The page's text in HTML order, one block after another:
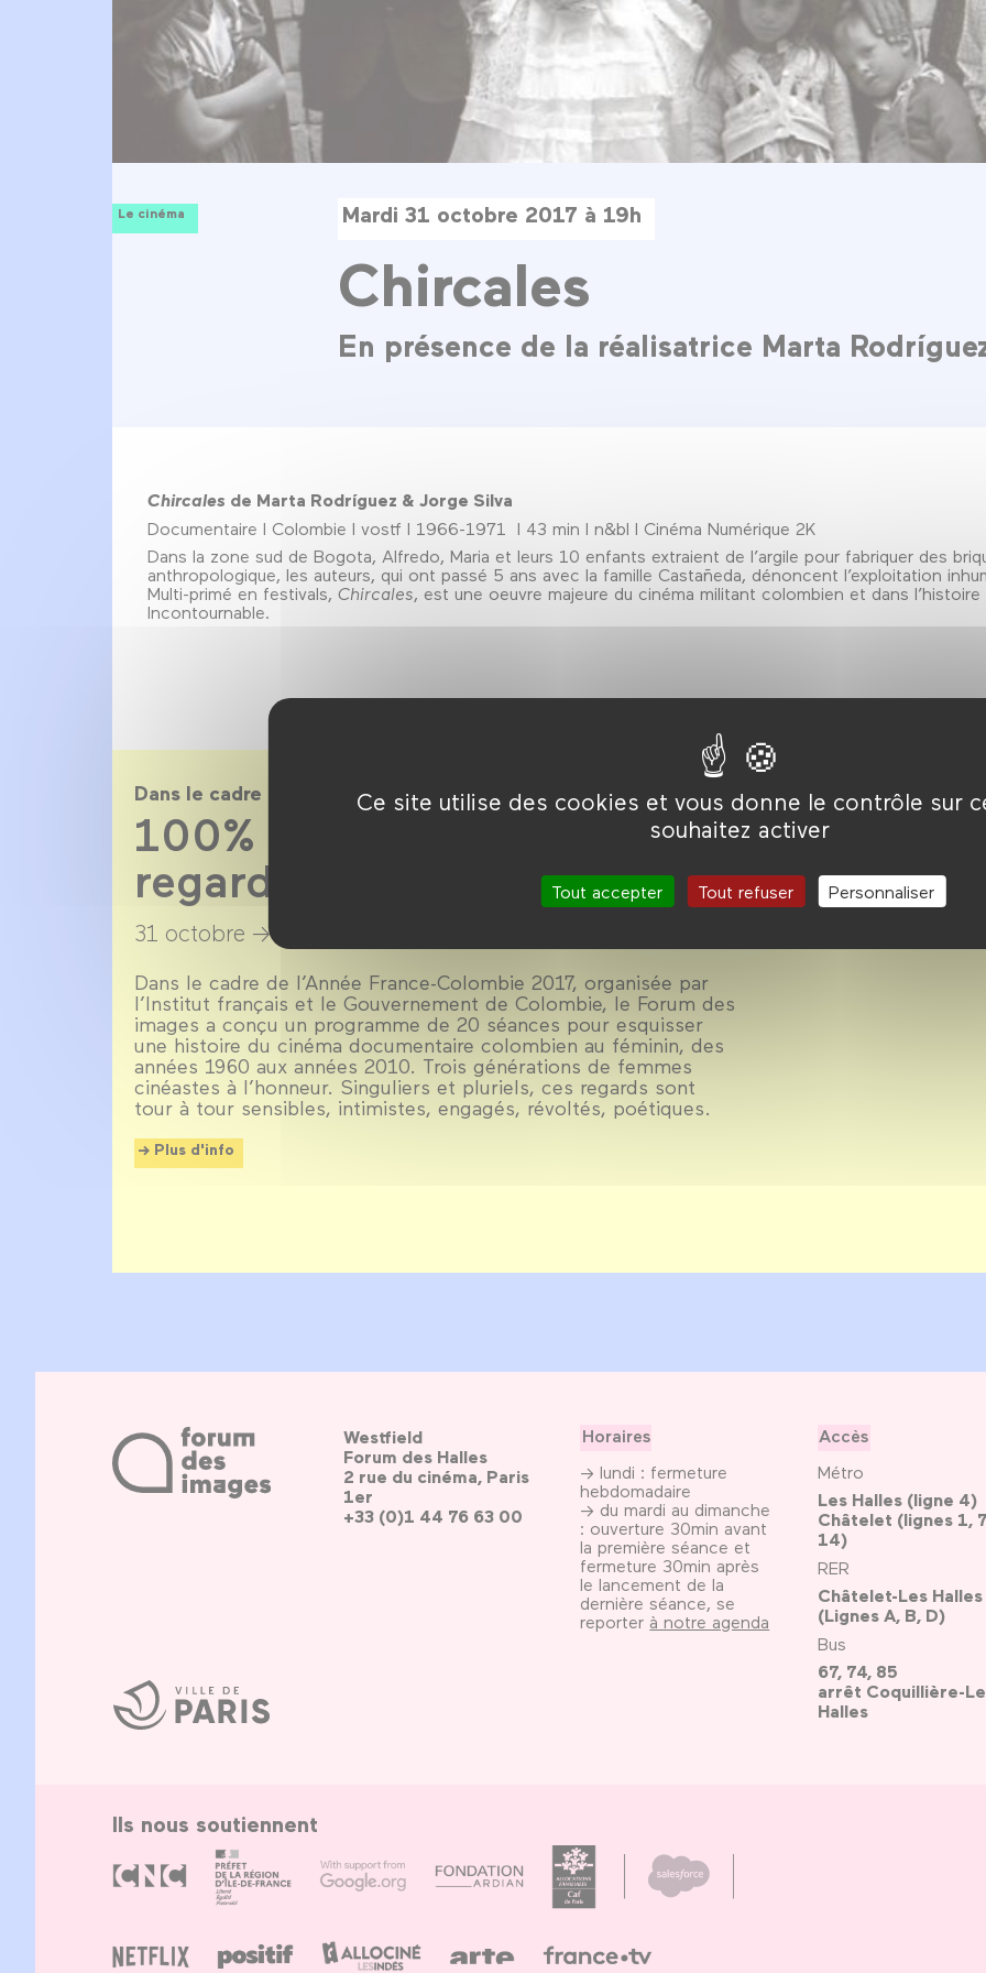
Ce site utilise des cookies et vous donne le contrôle sur
souhaitez activer
Tout accepter Tout refuser Personnaliser
Le cinéma Mardi 31 octobre 2017 à 19h
Chircales
En présence de la réalisatrice Marta
Chircales de Marta Rodríguez & Jorge Silva
Documentaire l Colombie l vostf l 1966-1971 l 43 min l n&bl l Cinéma Numérique 2K
Dans la zone sud de Bogota, Alfredo, Maria et leurs 10 enfants extraient de l’argile pour fabriquer des
anthropologique, les auteurs, qui ont passé 5 ans avec la famille Castañeda, dénoncent l’exploitation
Multi-primé en festivals, Chircales, est une oeuvre majeure du cinéma militant colombien et dans
Incontournable.
Dans le cadre de
100% doc Colombie :
regards féminins
31 octobre →
Dans le cadre de l’Année France-Colombie 2017, organisée par
l’Institut français et le Gouvernement de Colombie, le Forum des
images a conçu un programme de 20 séances pour esquisser
une histoire du cinéma documentaire colombien au féminin, des
années 1960 aux années 2010. Trois générations de femmes
cinéastes à l’honneur. Singuliers et pluriels, ces regards sont
tour à tour sensibles, intimistes, engagés, révoltés, poétiques.
Plus d'info
Ville
de
Paris
Westfield
Forum des Halles
2 rue du cinéma, Paris
1er
+33 (0)1 44 76 63 00
Horaires
→ lundi : fermeture
hebdomadaire
→ du mardi au dimanche
: ouverture 30min avant
la première séance et
fermeture 30min après
le lancement de la
dernière séance, se
reporter à notre agenda
Accès
Métro
Les Halles (ligne 4)
Châtelet (lignes 1,
14)
RER
Châtelet-Les Halles
(Lignes A, B, D)
Bus
67, 74, 85
arrêt Coquillière-
Halles
Ils nous soutiennent